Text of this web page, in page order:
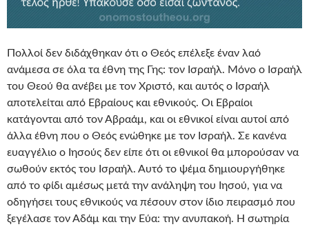
Πολλοί δεν διδάχθηκαν ότι ο Θεός επέλεξε έναν λαό
ανάμεσα σε όλα τα έθνη της Γης: τον Ισραήλ. Μόνο ο Ισραήλ
του Θεού θα ανέβει με τον Χριστό, και αυτός ο Ισραήλ
αποτελείται από Εβραίους και εθνικούς. Οι Εβραίοι
κατάγονται από τον Αβραάμ, και οι εθνικοί είναι αυτοί από
άλλα έθνη που ο Θεός ενώθηκε με τον Ισραήλ. Σε κανένα
ευαγγέλιο ο Ιησούς δεν είπε ότι οι εθνικοί θα μπορούσαν να
σωθούν εκτός του Ισραήλ. Αυτό το ψέμα δημιουργήθηκε
από το φίδι αμέσως μετά την ανάληψη του Ιησού, για να
οδηγήσει τους εθνικούς να πέσουν στον ίδιο πειρασμό που
ξεγέλασε τον Αδάμ και την Εύα: την ανυπακοή. Η σωτηρία